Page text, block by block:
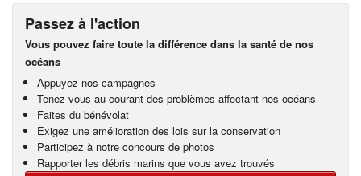
Passez à l'action
Vous pouvez faire toute la différence dans la santé de nos
océans
Appuyez nos campagnes
Tenez-vous au courant des problèmes affectant nos océans
Faites du bénévolat
Exigez une amélioration des lois sur la conservation
Participez à notre concours de photos
Rapporter les débris marins que vous avez trouvés